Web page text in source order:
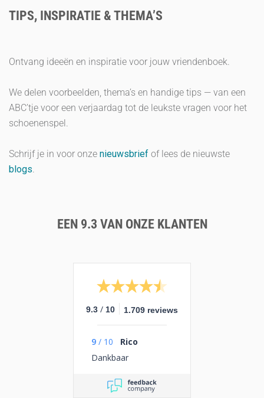
TIPS, INSPIRATIE & THEMA’S
Ontvang ideeën en inspiratie voor jouw vriendenboek.
We delen voorbeelden, thema’s en handige tips — van een
ABC’tje voor een verjaardag tot de leukste vragen voor het
schoenenspel.
Schrijf je in voor onze nieuwsbrief of lees de nieuwste
blogs.
EEN 9.3 VAN ONZE KLANTEN
9.3 / 10 1.709 reviews
9 / 10
Rico
Dankbaar